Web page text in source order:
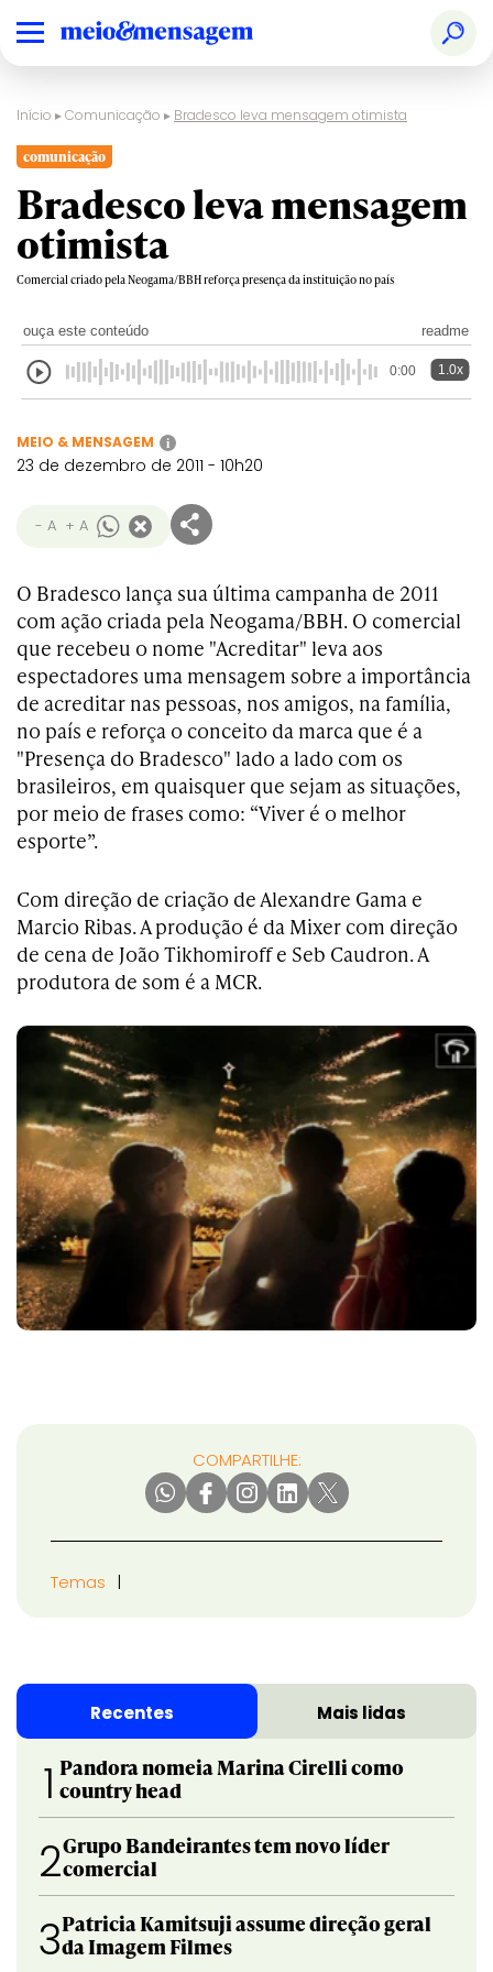
Início ▸Comunicação ▸ Bradesco leva mensagem otimista
comunicação
Bradesco leva mensagem
otimista
Comercial criado pela Neogama/BBH reforça presença da instituição no país
ouça este conteúdo readme
0:00 1.0x
MEIO & MENSAGEM i
23 de dezembro de 2011 - 10h20
- A + A
O Bradesco lança sua última campanha de 2011
com ação criada pela Neogama/BBH. O comercial
que recebeu o nome "Acreditar" leva aos
espectadores uma mensagem sobre a importância
de acreditar nas pessoas, nos amigos, na família,
no país e reforça o conceito da marca que é a
"Presença do Bradesco" lado a lado com os
brasileiros, em quaisquer que sejam as situações,
por meio de frases como: “Viver é o melhor
esporte”.
Com direção de criação de Alexandre Gama e
Marcio Ribas. A produção é da Mixer com direção
de cena de João Tikhomiroff e Seb Caudron. A
produtora de som é a MCR.
COMPARTILHE:
Temas
Recentes Mais lidas
1 Pandora nomeia Marina Cirelli como
country head
2Grupo Bandeirantes tem novo líder
comercial
3Patricia Kamitsuji assume direção geral
da Imagem Filmes